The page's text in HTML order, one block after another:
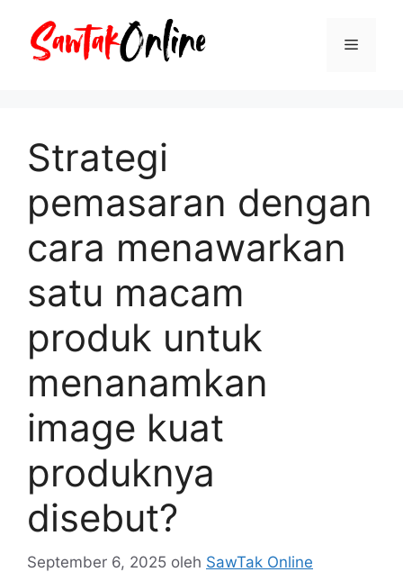
Menu
Strategi
pemasaran dengan
cara menawarkan
satu macam
produk untuk
menanamkan
image kuat
produknya
disebut?
September 6, 2025 oleh SawTak Online